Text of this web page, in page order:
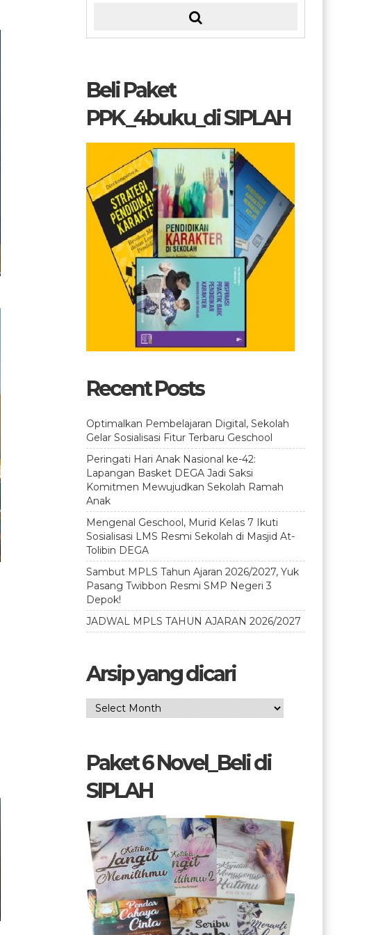
Beli Paket
PPK_4buku_di SIPLAH
Recent Posts
Optimalkan Pembelajaran Digital, Sekolah
Gelar Sosialisasi Fitur Terbaru Geschool
Peringati Hari Anak Nasional ke-42:
Lapangan Basket DEGA Jadi Saksi
Komitmen Mewujudkan Sekolah Ramah
Anak
Mengenal Geschool, Murid Kelas 7 Ikuti
Sosialisasi LMS Resmi Sekolah di Masjid At-
Tolibin DEGA
Sambut MPLS Tahun Ajaran 2026/2027, Yuk
Pasang Twibbon Resmi SMP Negeri 3
Depok!
JADWAL MPLS TAHUN AJARAN 2026/2027
Arsip yang dicari
Arsip
Paket 6 Novel_Beli di
SIPLAH